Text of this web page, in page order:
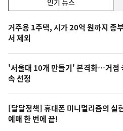
기,
최
신,
오
늘
의
영
상
기
뉴
스
거주용 1주택, 시가 20억 원까지 종
서 제외
'서울대 10개 만들기' 본격화…거점
속 선정
[달달정책] 휴대폰 미니멀리즘의 실
예매 한 번에 끝!